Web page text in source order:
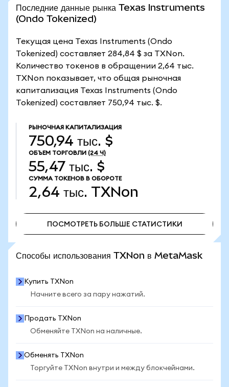
Последние данные рынка Texas Instruments
(Ondo Tokenized)
Текущая цена Texas Instruments (Ondo
Tokenized) составляет 284,84 $ за TXNon.
Количество токенов в обращении 2,64 тыс.
TXNon показывает, что общая рыночная
капитализация Texas Instruments (Ondo
Tokenized) составляет 750,94 тыс. $.
РЫНОЧНАЯ КАПИТАЛИЗАЦИЯ
750,94 тыс. $
ОБЪЕМ ТОРГОВЛИ (24 Ч)
55,47 тыс. $
СУММА ТОКЕНОВ В ОБОРОТЕ
2,64 тыс. TXNon
ПОСМОТРЕТЬ БОЛЬШЕ СТАТИСТИКИ
Способы использования TXNon в MetaMask
Купить TXNon
Начните всего за пару нажатий.
Продать TXNon
Обменяйте TXNon на наличные.
Обменять TXNon
Торгуйте TXNon внутри и между блокчейнами.